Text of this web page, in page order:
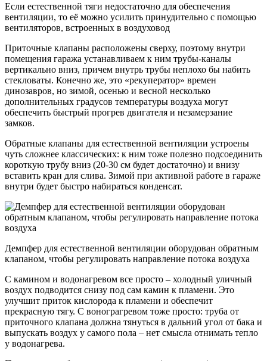
Если естественной тяги недостаточно для обеспечения
вентиляции, то её можно усилить принудительно с помощью
вентиляторов, встроенных в воздуховод
Приточные клапаны расположены сверху, поэтому внутри
помещения гаража устанавливаем к ним трубы-каналы
вертикально вниз, причем внутрь трубы неплохо бы набить
стекловаты. Конечно же, это «рекуператор» времен
динозавров, но зимой, осенью и весной несколько
дополнительных градусов температуры воздуха могут
обеспечить быстрый прогрев двигателя и незамерзание
замков.
Обратные клапаны для естественной вентиляции устроены
чуть сложнее классических: к ним тоже полезно подсоединить
короткую трубу вниз (20-30 см будет достаточно) и внизу
вставить кран для слива. Зимой при активной работе в гараже
внутри будет быстро набираться конденсат.
Демпфер для естественной вентиляции оборудован обратным
клапаном, чтобы регулировать направление потока воздуха
С камином и водонагревом все просто – холодный уличный
воздух подводится снизу под сам камин к пламени. Это
улучшит приток кислорода к пламени и обеспечит
прекрасную тягу. С вонограгревом тоже просто: труба от
приточного клапана должна тянуться в дальний угол от бака и
выпускать воздух у самого пола – нет смысла отнимать тепло
у водонагрева.